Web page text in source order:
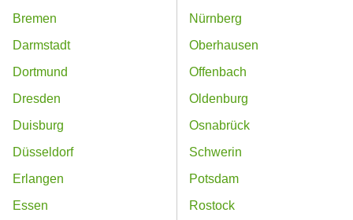
Bremen
Darmstadt
Dortmund
Dresden
Duisburg
Düsseldorf
Erlangen
Essen
Nürnberg
Oberhausen
Offenbach
Oldenburg
Osnabrück
Schwerin
Potsdam
Rostock